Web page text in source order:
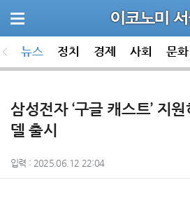
뉴스 정치 경제 사회 문화
삼성전자 ‘구글 캐스트’ 지
델 출시
입력 : 2025.06.12 22:04